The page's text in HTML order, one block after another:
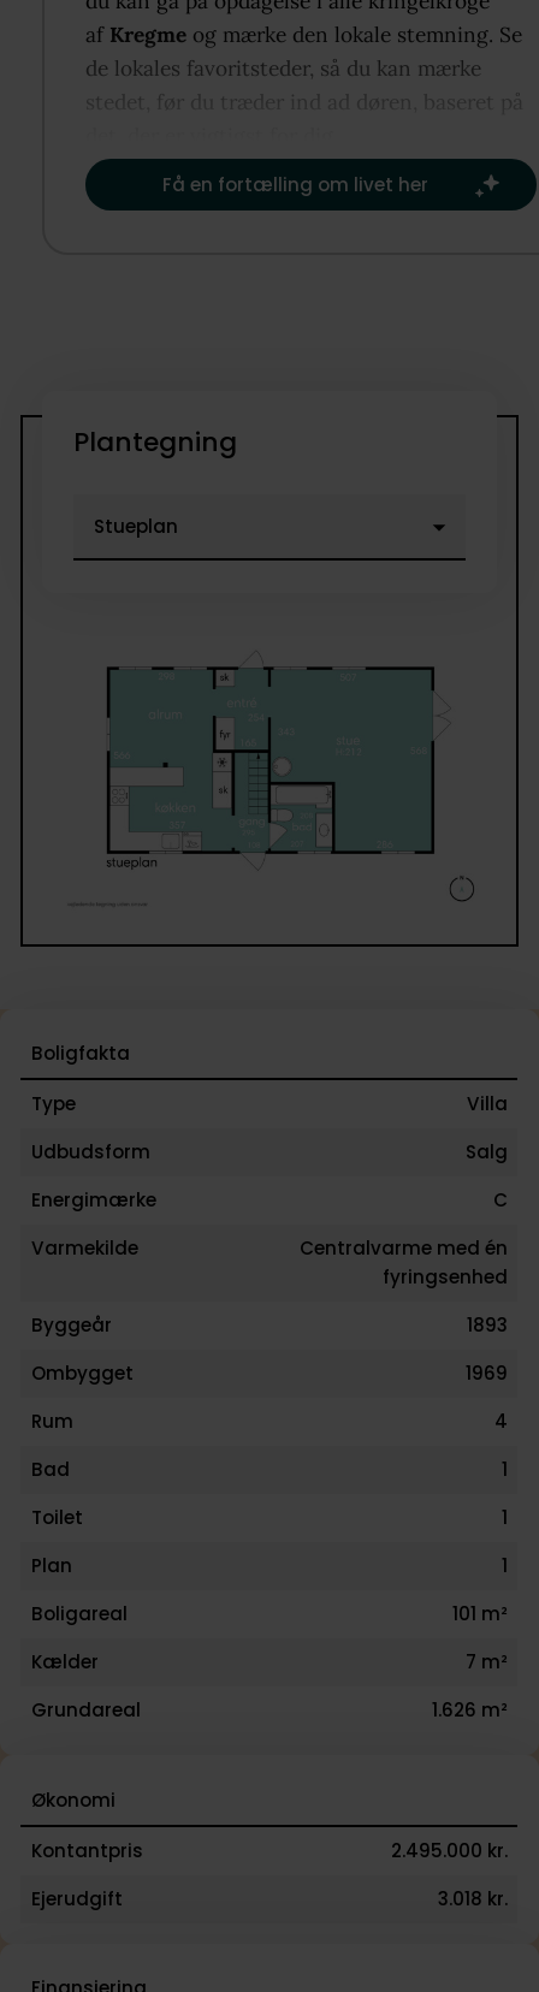
fjorden og Frederiksværk med hverdagens tilbud.
af Kregme og mærke den lokale stemning. Se
de lokales favoritsteder, så du kan mærke
stedet, før du træder ind ad døren, baseret på
Få en fortælling om livet her
Plantegning
Boligfakta
Type
Villa
Udbudsform
Salg
Energimærke
C
Varmekilde
Centralvarme med én
fyringsenhed
Byggeår
1893
Ombygget
1969
Rum
4
Bad
1
Toilet
1
Plan
1
Boligareal
101 m²
Kælder
7 m²
Grundareal
1.626 m²
Økonomi
Kontantpris
2.495.000 kr.
Ejerudgift
3.018 kr.